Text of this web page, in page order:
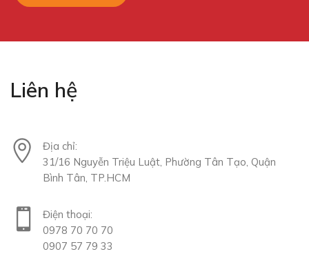
Liên hệ
Địa chỉ:
31/16 Nguyễn Triệu Luật, Phường Tân Tạo, Quận
Bình Tân, TP.HCM
Điện thoại:
0978 70 70 70
0907 57 79 33